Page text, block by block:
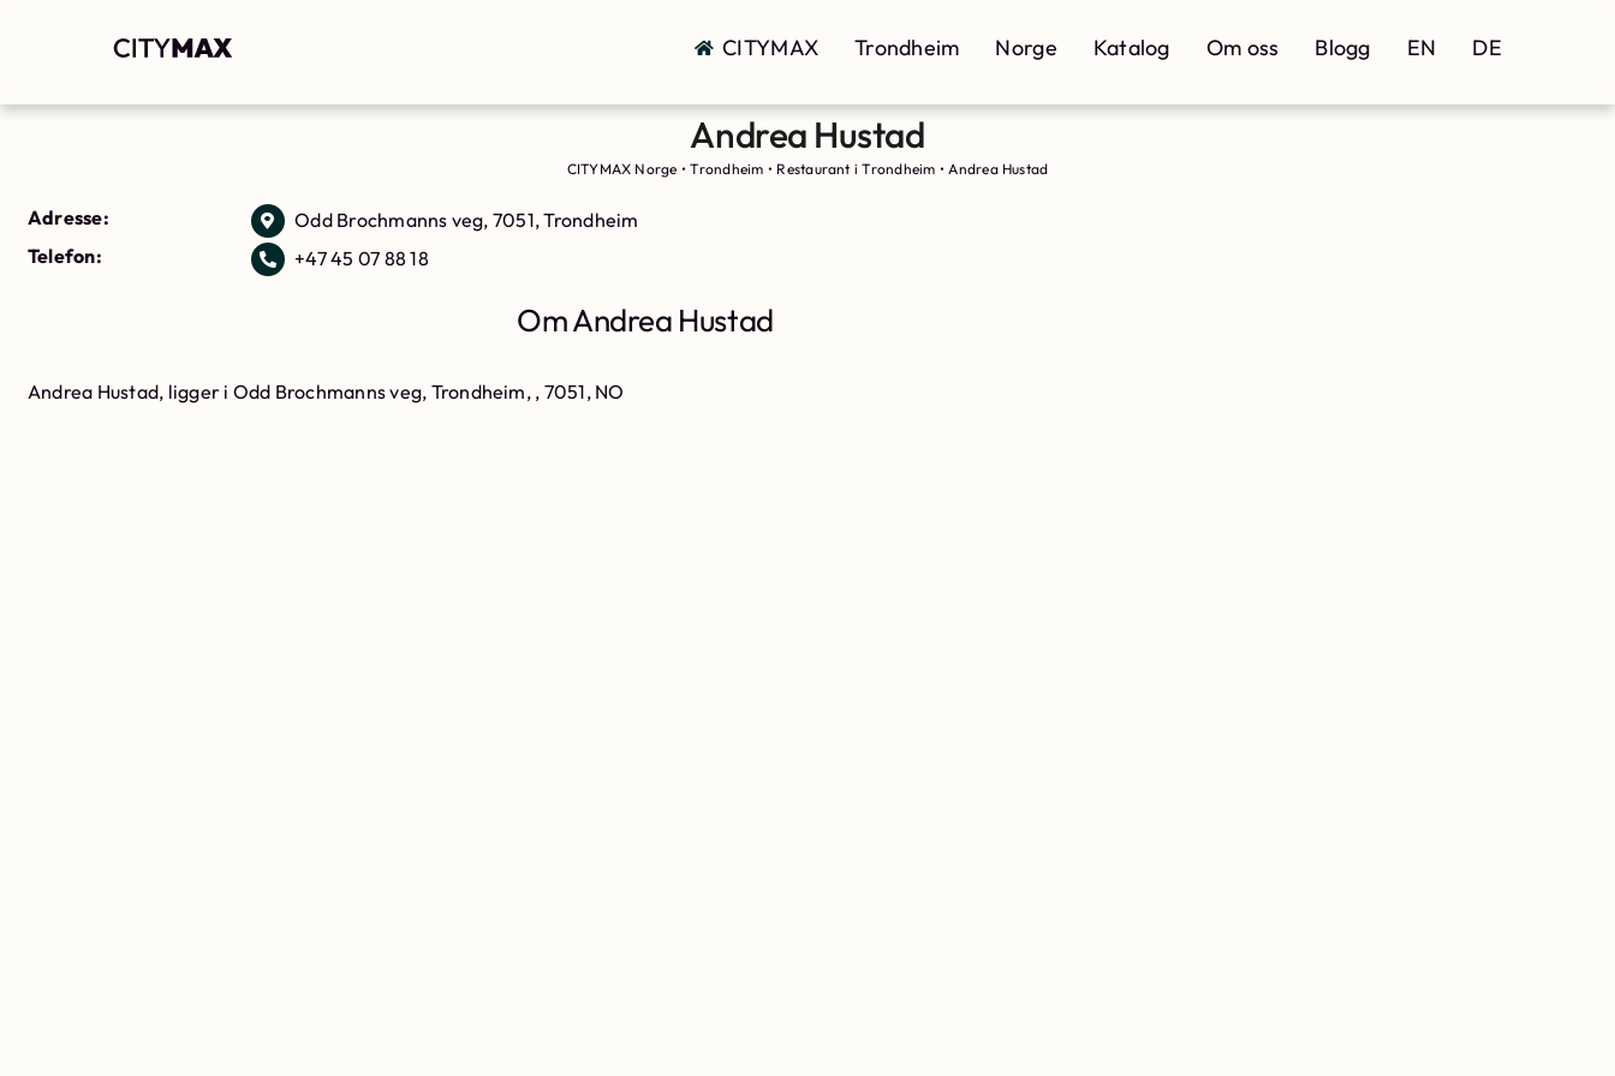
CITYMAX Trondheim Norge Katalog Om oss Blogg EN DE
Andrea Hustad
CITYMAX Norge •Trondheim • Restaurant i Trondheim •Andrea Hustad
Adresse:
Odd Brochmanns veg, 7051, Trondheim
Telefon:
+47 45 07 88 18
Om Andrea Hustad
Andrea Hustad, ligger i Odd Brochmanns veg, Trondheim, , 7051, NO